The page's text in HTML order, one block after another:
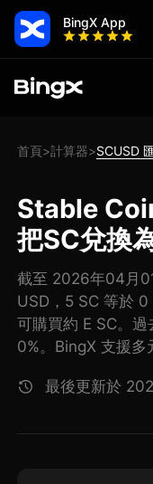
BingX App
首頁>計算器>SCUSD
Stable
把SC兌換
截至 2026年04月
USD，5 SC 等於
可購買約 E SC。
0%。BingX 支援多
最後更新於